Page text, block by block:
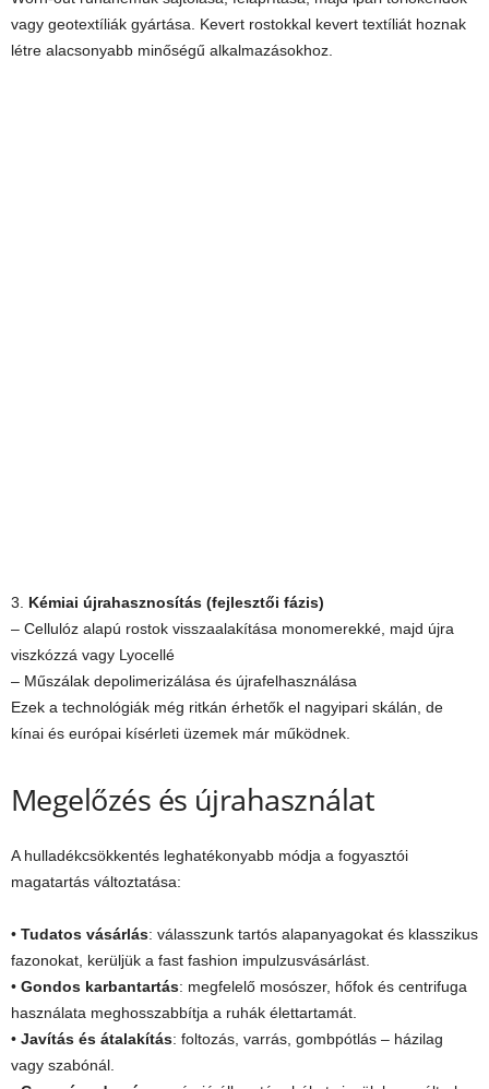
vagy geotextíliák gyártása. Kevert rostokkal kevert textíliát hoznak
létre alacsonyabb minőségű alkalmazásokhoz.
3. Kémiai újrahasznosítás (fejlesztői fázis)
– Cellulóz alapú rostok visszaalakítása monomerekké, majd újra
viszkózzá vagy Lyocellé
– Műszálak depolimerizálása és újrafelhasználása
Ezek a technológiák még ritkán érhetők el nagyipari skálán, de
kínai és európai kísérleti üzemek már működnek.
Megelőzés és újrahasználat
A hulladékcsökkentés leghatékonyabb módja a fogyasztói
magatartás változtatása:
• Tudatos vásárlás: válasszunk tartós alapanyagokat és klasszikus
fazonokat, kerüljük a fast fashion impulzusvásárlást.
• Gondos karbantartás: megfelelő mosószer, hőfok és centrifuga
használata meghosszabbítja a ruhák élettartamát.
• Javítás és átalakítás: foltozás, varrás, gombpótlás – házilag
vagy szabónál.